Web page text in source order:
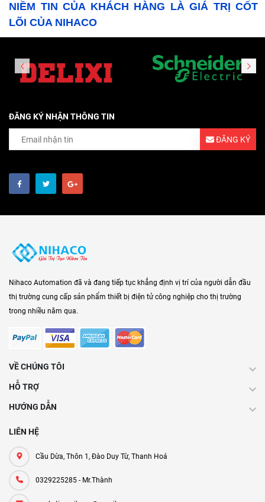
NIỀM TIN CỦA KHÁCH HÀNG LÀ GIÁ TRỊ CỐT
LÕI CỦA NIHACO
ĐĂNG KÝ NHẬN THÔNG TIN
ĐĂNG KÝ
Nihaco Automation đã và đang tiếp tục khẳng định vị trí của người dẫn đầu
thị trường cung cấp sản phẩm thiết bị điện tử công nghiệp cho thị trường
trong nhiều năm qua.
VỀ CHÚNG TÔI
HỖ TRỢ
HƯỚNG DẪN
LIÊN HỆ
Cầu Dừa, Thôn 1, Đào Duy Từ, Thanh Hoá
0329225285 - Mr.Thành